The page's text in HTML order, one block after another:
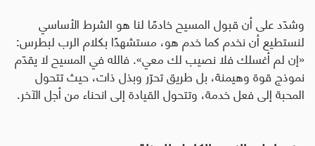
وشدّد على أن قبول المسيح خادمًا لنا هو الشرط الأساسي
لنستطيع أن نخدم كما خدم هو، مستشهدًا بكلام الرب لبطرس:
«إن لم أغسلك فلا نصيب لك معي». فالله في المسيح لا يقدّم
نموذج قوة وهيمنة، بل طريق تحرّر وبذل ذات، حيث تتحول
المحبة إلى فعل خدمة، وتتحول القيادة إلى انحناء من أجل الآخر.